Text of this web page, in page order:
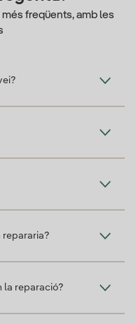
freqüents, amb les
repararia?
la reparació?